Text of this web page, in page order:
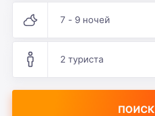
7 - 9 ночей
2 туриста
ПОИСК